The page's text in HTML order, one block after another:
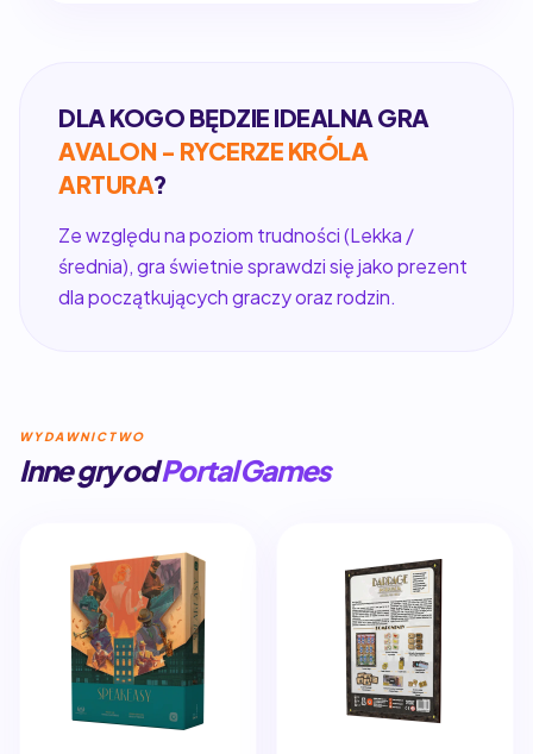
DLA KOGO BĘDZIE IDEALNA GRA
AVALON - RYCERZE KRÓLA
ARTURA?
Ze względu na poziom trudności (Lekka /
średnia), gra świetnie sprawdzi się jako prezent
dla początkujących graczy oraz rodzin.
WYDAWNICTWO
Inne gry odPortal Games